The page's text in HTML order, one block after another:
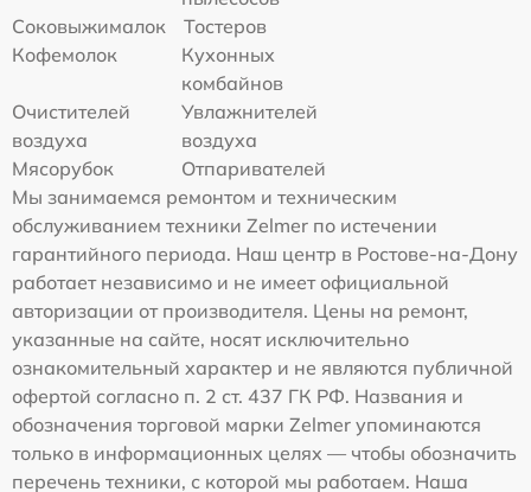
Соковыжималок
Тостеров
Кофемолок
Кухонных
комбайнов
Очистителей
воздуха
Увлажнителей
воздуха
Мясорубок
Отпаривателей
Мы занимаемся ремонтом и техническим
обслуживанием техники Zelmer по истечении
гарантийного периода. Наш центр в Ростове-на-Дону
работает независимо и не имеет официальной
авторизации от производителя. Цены на ремонт,
указанные на сайте, носят исключительно
ознакомительный характер и не являются публичной
офертой согласно п. 2 ст. 437 ГК РФ. Названия и
обозначения торговой марки Zelmer упоминаются
только в информационных целях — чтобы обозначить
перечень техники, с которой мы работаем. Наша